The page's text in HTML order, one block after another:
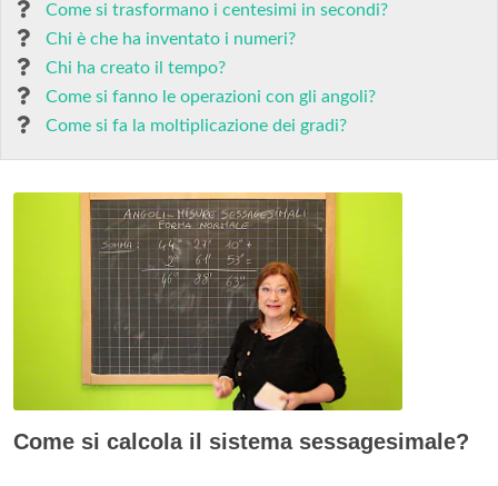
Come si trasformano i centesimi in secondi?
Chi è che ha inventato i numeri?
Chi ha creato il tempo?
Come si fanno le operazioni con gli angoli?
Come si fa la moltiplicazione dei gradi?
Come si calcola il sistema sessagesimale?